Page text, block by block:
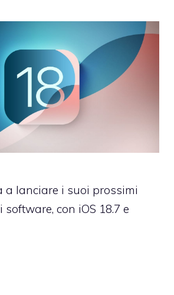
a lanciare i suoi prossimi
con iOS 18.7 e